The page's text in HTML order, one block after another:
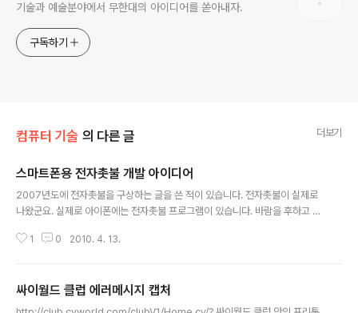
기술과 예술분야에서 무한대의 아이디어를 쏟아내자.
구독하기
컴퓨터 기술 의 다른 글 더보기
스마트폰용 전자촛불 개발 아이디어
2007년도에 전자촛불을 구상하는 글을 쓴 적이 있습니다. 전자촛불이 실제로
나왔군요. 실제로 아이폰에는 전자촛불 프로그램이 있습니다. 바람을 후하고 불
에서는 넣을지 말지 고민됐을 겁니다. 이 프로그램은 실제 시위에서도 사용됐군
전자촛불 프로그램에 프리넷같은 익명통신 기능을 붙이고 분산형 웹서버를 내
장해서 누구나 이동 중 서버를 돌릴 수 있게 하고 주변 사람에게 유무선으로 서
1 0 2010. 4. 13.
싸이월드 클럽 에러메시지 캡처